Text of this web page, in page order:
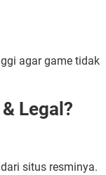
agar game tidak
Legal?
situs resminya.